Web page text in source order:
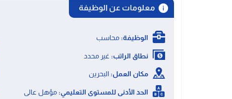
معلومات عن الوظيفة
الوظيفة: محاسب
نطاق الراتب: غير محدد
مكان العمل: البحرين
الحد الأدنى للمستوى التعليمي: مؤهل عالى